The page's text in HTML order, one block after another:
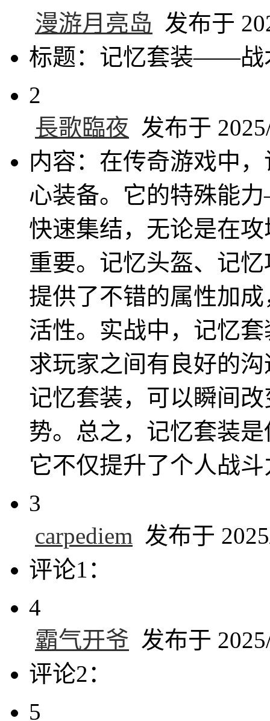
漫游月亮岛 发布于
标题：记忆套装——战
2
長歌臨夜 发布于
内容：在传奇游戏中
心装备。它的特殊能
快速集结，无论是在
重要。记忆头盔、记
提供了不错的属性加
活性。实战中，记忆
求玩家之间有良好的
记忆套装，可以瞬间
势。总之，记忆套装
它不仅提升了个人战
3
carpediem 发布于
评论1：
4
霸气开爷 发布于
评论2：
5